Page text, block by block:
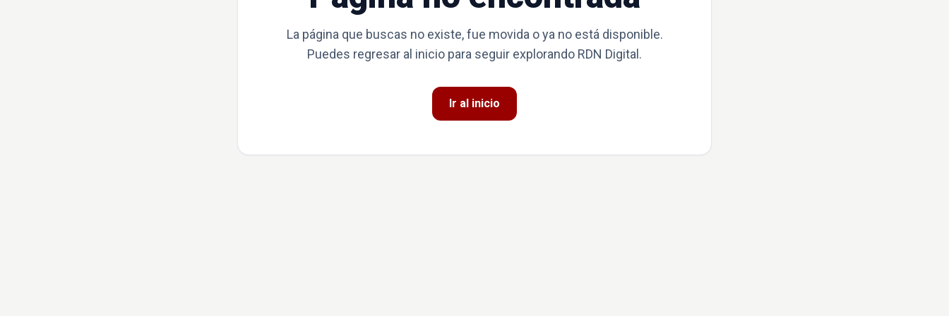
La página que buscas no existe, fue movida o ya no está disponible.
Puedes regresar al inicio para seguir explorando RDN Digital.
Ir al inicio